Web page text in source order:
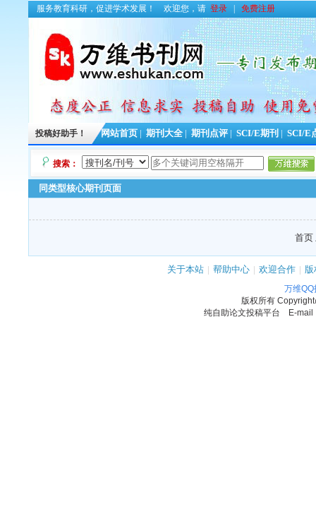
服务教育科研，促进学术发展！ 欢迎您，请 登录 免费注册
投稿好助手！ 网站首页 期刊大全 期刊点评 SCI/E期刊 SCI/E
搜索：
同类型核心期刊页面
首页
关于本站 | 帮助中心 | 欢迎合作 |
万维
版权所有
纯自助论文投稿平台 E-mail